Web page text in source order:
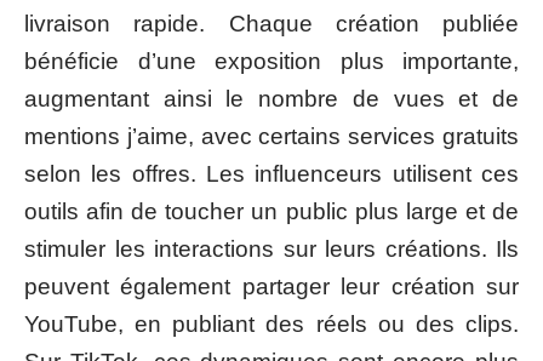
livraison rapide. Chaque création publiée
bénéficie d’une exposition plus importante,
augmentant ainsi le nombre de vues et de
mentions j’aime, avec certains services gratuits
selon les offres. Les influenceurs utilisent ces
outils afin de toucher un public plus large et de
stimuler les interactions sur leurs créations. Ils
peuvent également partager leur création sur
YouTube, en publiant des réels ou des clips.